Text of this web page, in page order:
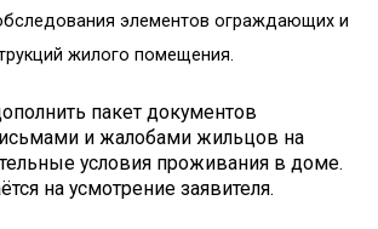
элементов ограждающих и
жилого помещения.
пакет документов
и жалобами жильцов на
условия проживания в доме.
на усмотрение заявителя.